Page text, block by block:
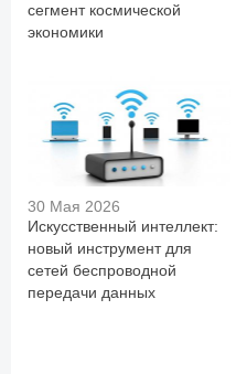
сегмент космической
экономики
30 Мая 2026
Искусственный интеллект:
новый инструмент для
сетей беспроводной
передачи данных